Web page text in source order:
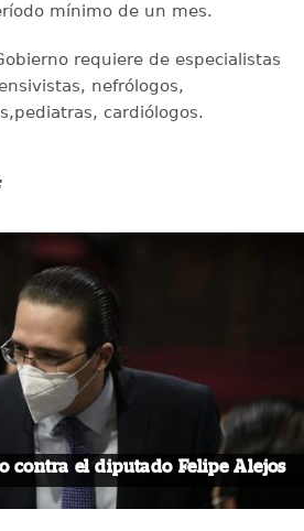
mínimo de un mes.
requiere de especialistas
nefrólogos,
cardiólogos.
contra el diputado Felipe Alejos